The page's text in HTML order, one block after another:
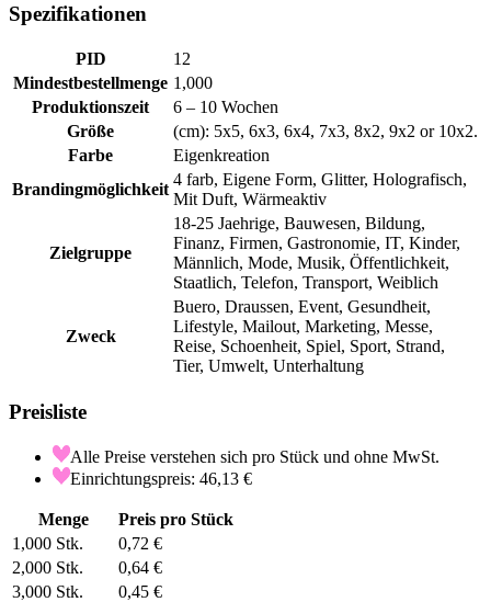
Spezifikationen
PID
12
Mindestbestellmenge 1,000
Produktionszeit
6 – 10 Wochen
Größe
(cm): 5x5, 6x3, 6x4, 7x3, 8x2, 9x2 or 10x2.
Farbe
Eigenkreation
Brandingmöglichkeit
4 farb, Eigene Form, Glitter, Holografisch,
Mit Duft, Wärmeaktiv
Zielgruppe
18-25 Jaehrige, Bauwesen, Bildung,
Finanz, Firmen, Gastronomie, IT, Kinder,
Männlich, Mode, Musik, Öffentlichkeit,
Staatlich, Telefon, Transport, Weiblich
Zweck
Buero, Draussen, Event, Gesundheit,
Lifestyle, Mailout, Marketing, Messe,
Reise, Schoenheit, Spiel, Sport, Strand,
Tier, Umwelt, Unterhaltung
Preisliste
Alle Preise verstehen sich pro Stück und ohne MwSt.
Einrichtungspreis: 46,13 €
Menge
Preis pro Stück
1,000 Stk.
0,72 €
2,000 Stk.
0,64 €
3,000 Stk.
0,45 €